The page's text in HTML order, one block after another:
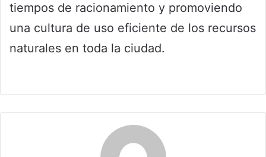
tiempos de racionamiento y promoviendo
una cultura de uso eficiente de los recursos
naturales en toda la ciudad.